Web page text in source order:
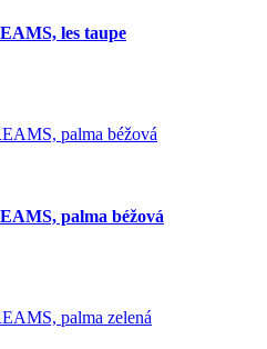
les taupe
palma béžová